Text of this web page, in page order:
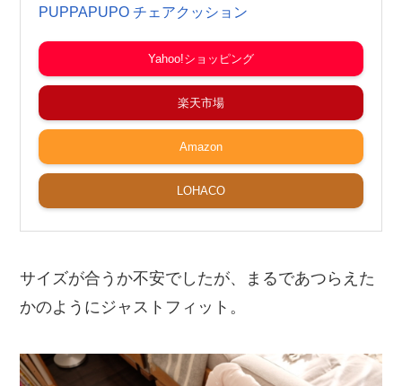
PUPPAPUPO チェアクッション
Yahoo!ショッピング
楽天市場
Amazon
LOHACO
サイズが合うか不安でしたが、まるであつらえた
かのようにジャストフィット。